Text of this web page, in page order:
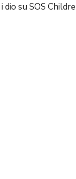
dio su SOS